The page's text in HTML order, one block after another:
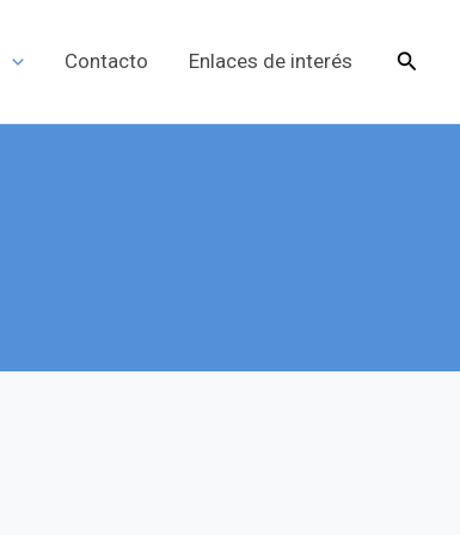
Contacto Enlaces de interés